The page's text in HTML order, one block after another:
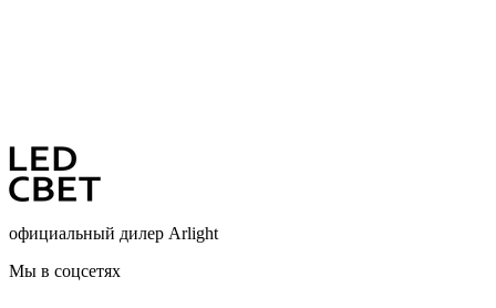
официальный дилер Arlight
Мы в соцсетях